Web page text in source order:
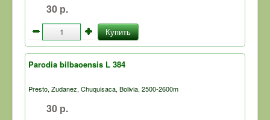
Контакты30 р.
Купить
Parodia bilbaoensis L 384
Presto, Zudanez, Chuquisaca, Bolivia, 2500-2600m
30 р.